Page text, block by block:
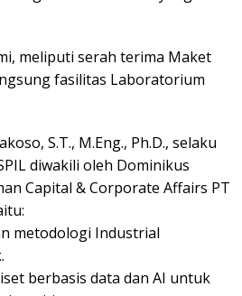
meliputi serah terima Maket
fasilitas Laboratorium
S.T., M.Eng., Ph.D., selaku
diwakili oleh Dominikus
Capital & Corporate Affairs PT
metodologi Industrial
berbasis data dan AI untuk